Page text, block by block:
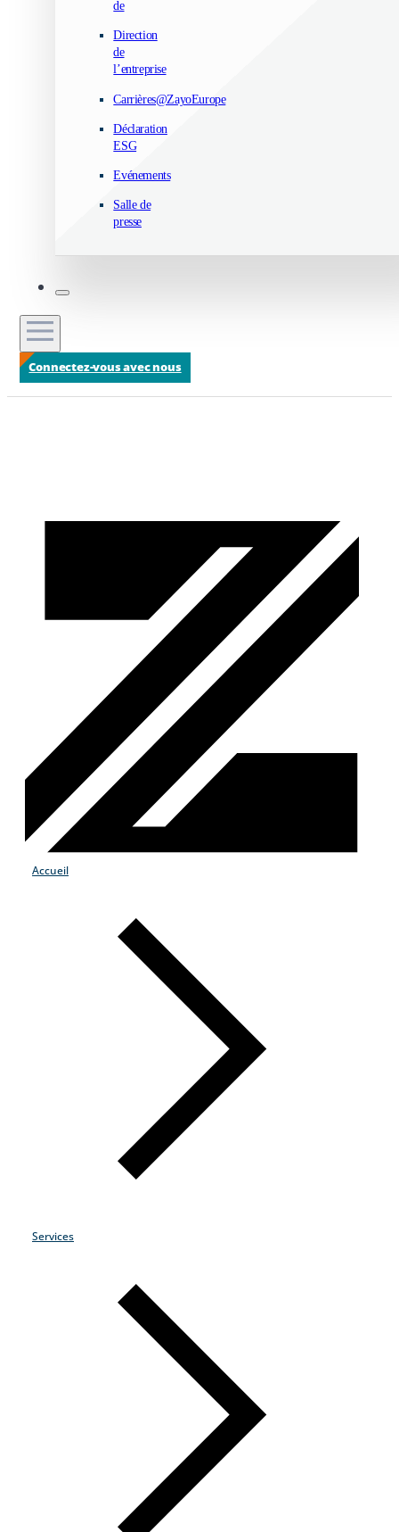
de
Direction
de
l’entreprise
Carrières@ZayoEurope
Déclaration
ESG
Evénements
Salle de
presse
Products & Services
Why Choose Zayo Europe
About Zayo Europe
Connectez-vous avec nous
Accueil
Services